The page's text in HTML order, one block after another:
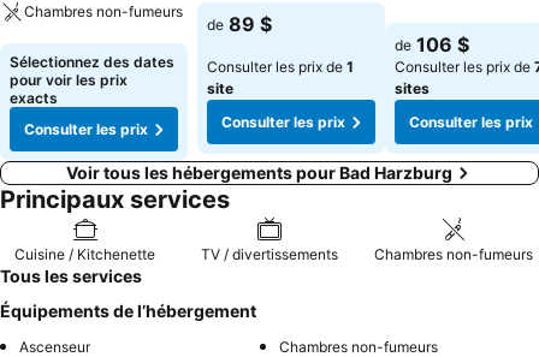
Chambres non-fumeurs
Consulter les prix
Sélectionnez des dates
pour voir les prix
exacts
Consulter les prix
Consulter les prix
de 89 $
Consulter les prix de 1
site
Consulter les prix
de 106 $
Consulter les prix de
sites
Consulter les prix
Voir tous les hébergements pour Bad Harzburg
Principaux services
Cuisine / Kitchenette TV / divertissements Chambres non-fumeurs
Tous les services
Équipements de l’hébergement
Ascenseur
Chambres non-fumeurs